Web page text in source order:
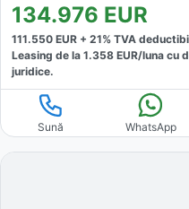
134.976 EUR
111.550 EUR + 21% TVA
Leasing de la 1.358 EUR/luna cu
juridice.
Sună WhatsApp